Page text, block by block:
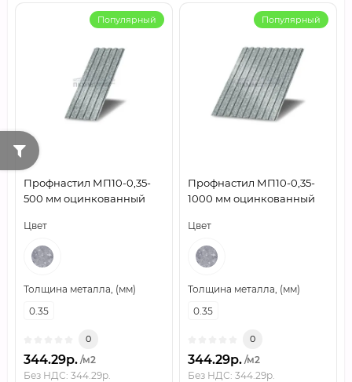
Популярный
Профнастил МП10-0,35-
500 мм оцинкованный
Цвет
Толщина металла, (мм)
0.35
0
344.29р. /м2
Без НДС: 344.29р.
Популярный
Профнастил МП10-0,35-
1000 мм оцинкованный
Цвет
Толщина металла, (мм)
0.35
0
344.29р. /м2
Без НДС: 344.29р.